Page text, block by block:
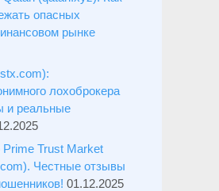
опасных
рынке
лохоброкера
и реальные
Trust Market
Честные отзывы
01.12.2025